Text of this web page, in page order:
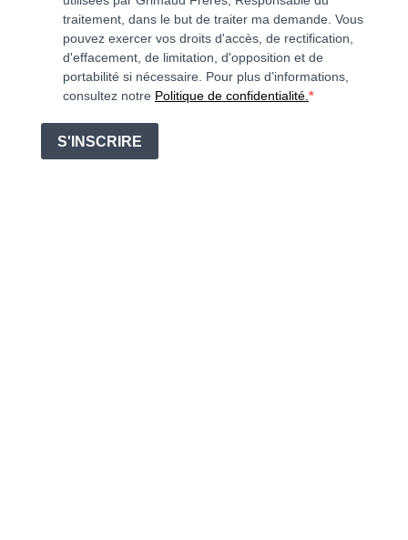
traitement, dans le but de traiter ma demande. Vous
pouvez exercer vos droits d'accès, de rectification,
d'effacement, de limitation, d'opposition et de
portabilité si nécessaire. Pour plus d’informations,
consultez notre Politique de confidentialité.
S'INSCRIRE